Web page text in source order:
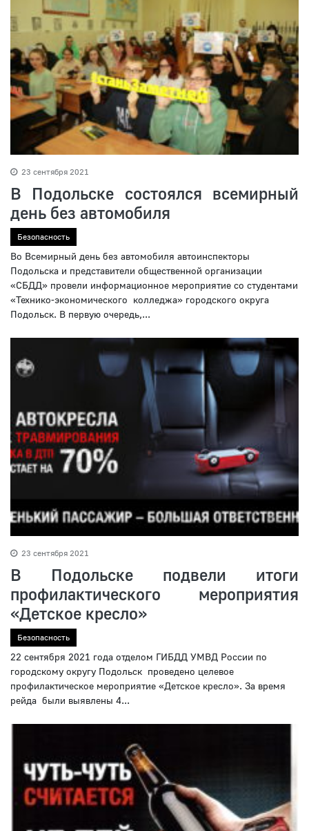
23 сентября 2021
В Подольске состоялся всемирный
день без автомобиля
Безопасность
Во Всемирный день без автомобиля автоинспекторы
Подольска и представители общественной организации
«СБДД» провели информационное мероприятие со студентами
«Технико-экономического колледжа» городского округа
Подольск. В первую очередь,...
23 сентября 2021
В Подольске подвели итоги
профилактического мероприятия
«Детское кресло»
Безопасность
22 сентября 2021 года отделом ГИБДД УМВД России по
городскому округу Подольск проведено целевое
профилактическое мероприятие «Детское кресло». За время
рейда были выявлены 4...